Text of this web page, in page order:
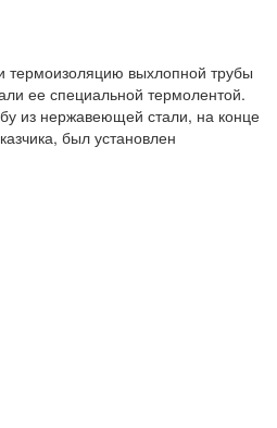
выхлопной трубы
ее специальной термолентой.
из нержавеющей стали, на конце
был установлен